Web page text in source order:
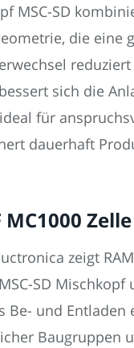
MSC-SD
die eine
sich die
ideal für
dauerhaft
MC1000
zeigt
SD
Be- und
Baugruppen